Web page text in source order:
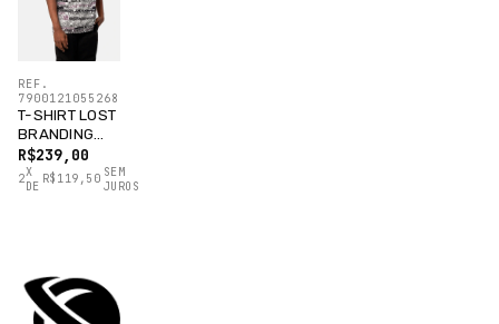
T-SHIRT LOST
BRANDING
BRANCO
R$239,00
2X
DE R$119,50 SEM
JUROS
REF.
7900121055268